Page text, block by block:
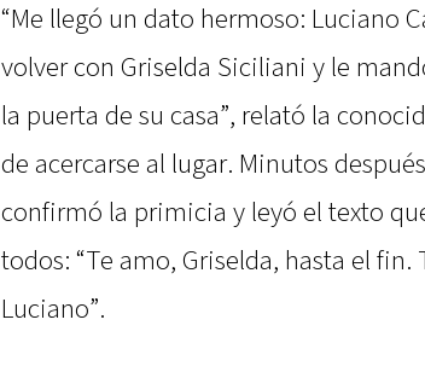
“Me llegó un dato hermoso: Luciano
volver con Griselda Siciliani y le
la puerta de su casa”, relató la
de acercarse al lugar. Minutos
confirmó la primicia y leyó el texto
todos: “Te amo, Griselda, hasta el
Luciano”.